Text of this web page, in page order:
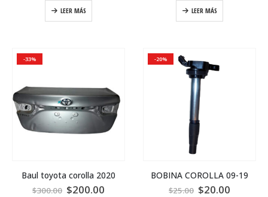
LEER MÁS LEER MÁS
-33%
Baul toyota corolla 2020
$300.00 $200.00
-20%
BOBINA COROLLA 09-19
$25.00 $20.00